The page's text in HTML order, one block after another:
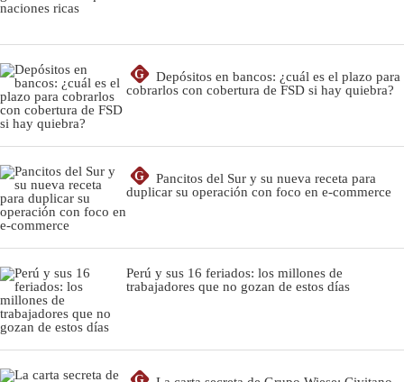
G
Depósitos en bancos: ¿cuál es el plazo para
cobrarlos con cobertura de FSD si hay quiebra?
G
Pancitos del Sur y su nueva receta para
duplicar su operación con foco en e-commerce
Perú y sus 16 feriados: los millones de
trabajadores que no gozan de estos días